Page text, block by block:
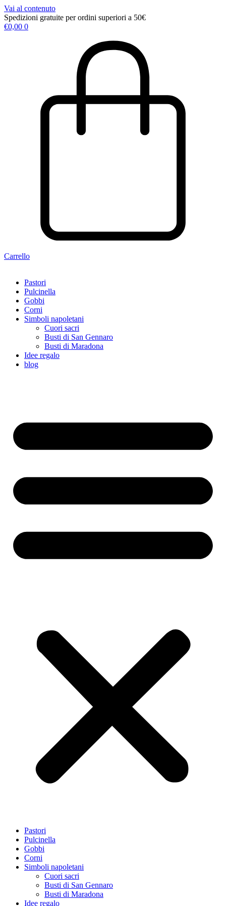
Vai al contenuto
Spedizioni gratuite per ordini superiori a 50€
€0,00 0
Carrello
Pastori
Pulcinella
Gobbi
Corni
Simboli napoletani
Cuori sacri
Busti di San Gennaro
Busti di Maradona
Idee regalo
blog
Pastori
Pulcinella
Gobbi
Corni
Simboli napoletani
Cuori sacri
Busti di San Gennaro
Busti di Maradona
Idee regalo